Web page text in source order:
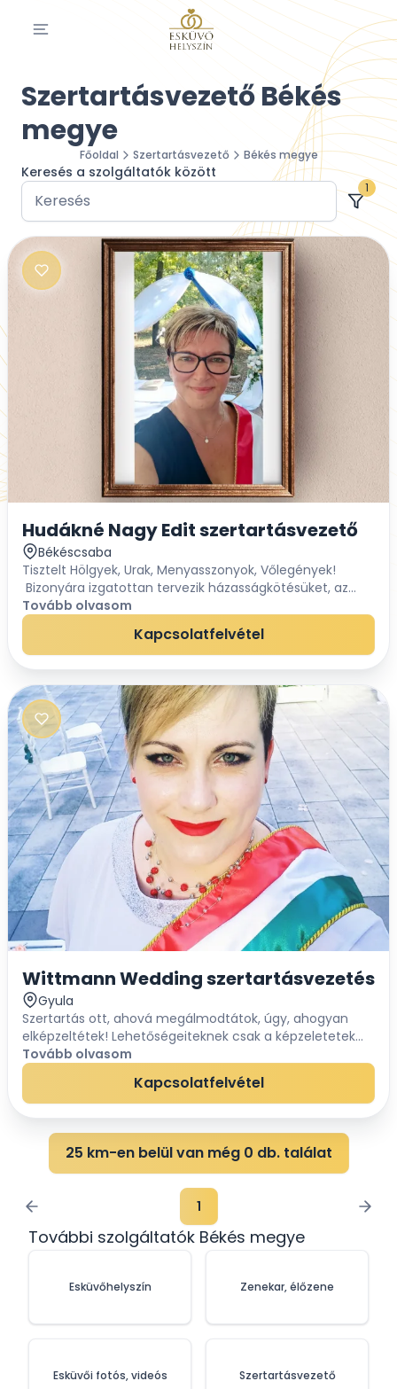
Szertartásvezető Békés
megye
Főoldal Szertartásvezető Békés megye
Keresés a szolgáltatók között
1
Hudákné Nagy Edit szertartásvezető
Békéscsaba
Tisztelt Hölgyek, Urak, Menyasszonyok, Vőlegények!
Bizonyára izgatottan tervezik házasságkötésüket, az
esküvőt, a szertartást, a nagy nap buliját.Akár szűk
körben, akár nagy társaságban szeretnék...
Tovább olvasom
Kapcsolatfelvétel
Wittmann Wedding szertartásvezetés
Gyula
Szertartás ott, ahová megálmodtátok, úgy, ahogyan
elképzeltétek! Lehetőségeiteknek csak a képzeletetek
szab határt. Szertartásvezetés akár két nyelven is! Nem
lesz szükség tolmácsra, ha a magyar...
Tovább olvasom
Kapcsolatfelvétel
25 km-en belül van még 0 db. találat
1
További szolgáltatók Békés megye
Esküvőhelyszín
Esküvői fotós, videós
Zenekar, élőzene
Szertartásvezető